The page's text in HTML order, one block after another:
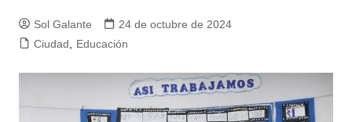
Sol Galante
24 de octubre de 2024
Ciudad
Educación